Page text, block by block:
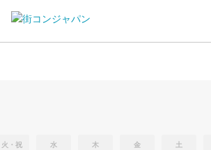
火・祝 水 木 金 土